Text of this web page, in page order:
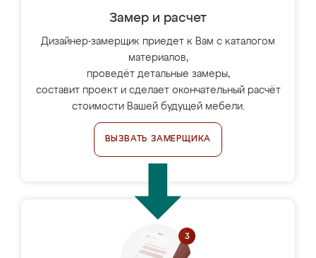
Замер и расчет
Дизайнер-замерщик приедет к Вам с каталогом
материалов,
проведёт детальные замеры,
составит проект и сделает окончательный расчёт
стоимости Вашей будущей мебели.
ВЫЗВАТЬ ЗАМЕРЩИКА